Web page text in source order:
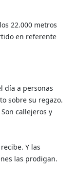
22.000 metros
en referente
día a personas
sobre su regazo.
callejeros y
Y las
las prodigan.